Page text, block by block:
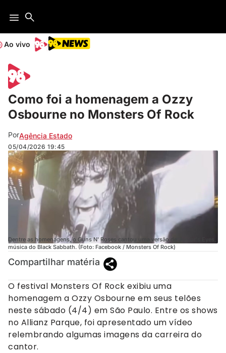
Ao vivo
Como foi a homenagem a Ozzy
Osbourne no Monsters Of Rock
PorAgência Estado
05/04/2026 19:45
Dentre as homenagens, o Guns N' Roses cantou uma versão de Junior's Eyes,
música do Black Sabbath. (Foto: Facebook / Monsters Of Rock)
Compartilhar matéria
O festival Monsters Of Rock exibiu uma
homenagem a Ozzy Osbourne em seus telões
neste sábado (4/4) em São Paulo. Entre os shows
no Allianz Parque, foi apresentado um vídeo
relembrando algumas imagens da carreira do
cantor.